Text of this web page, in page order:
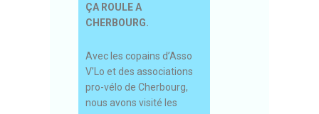
ÇA ROULE A
CHERBOURG.
Avec les copains d’Asso
V’Lo et des associations
pro-vélo de Cherbourg,
nous avons visité les